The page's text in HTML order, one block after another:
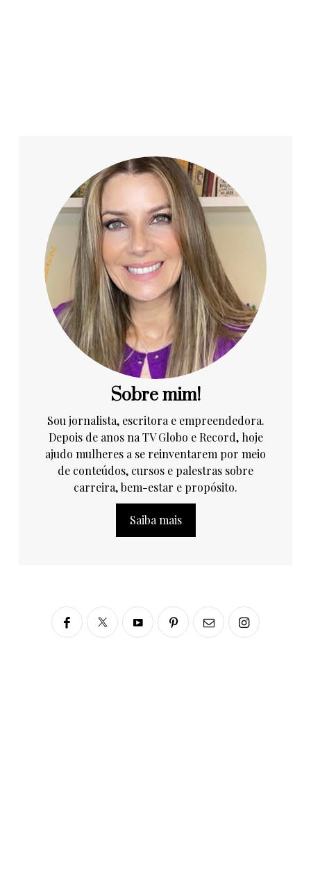
Sobre mim!
Sou jornalista, escritora e empreendedora.
Depois de anos na TV Globo e Record, hoje
ajudo mulheres a se reinventarem por meio
de conteúdos, cursos e palestras sobre
carreira, bem-estar e propósito.
Saiba mais